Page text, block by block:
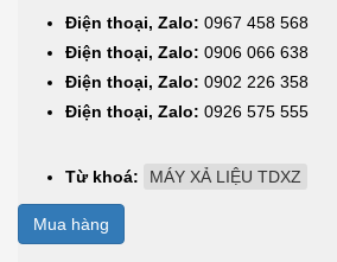
Điện thoại, Zalo: 0967 458 568
Điện thoại, Zalo: 0906 066 638
Điện thoại, Zalo: 0902 226 358
Điện thoại, Zalo: 0926 575 555
Từ khoá: MÁY XẢ LIỆU TDXZ
Mua hàng